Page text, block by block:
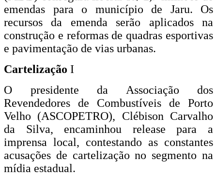
emendas para o município de Jaru. Os
recursos da emenda serão aplicados na
construção e reformas de quadras esportivas
e pavimentação de vias urbanas.
Cartelização I
O presidente da Associação dos
Revendedores de Combustíveis de Porto
Velho (ASCOPETRO), Clébison Carvalho
da Silva, encaminhou release para a
imprensa local, contestando as constantes
acusações de cartelização no segmento na
mídia estadual.